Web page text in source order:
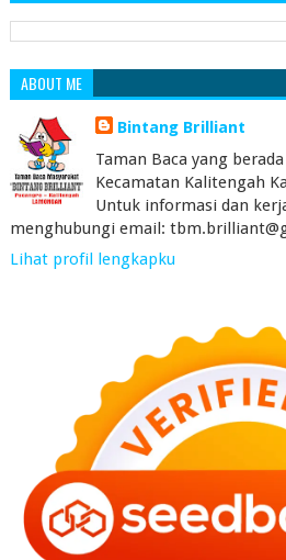
ABOUT ME
Bintang Brilliant
Taman Baca yang
Kecamatan Kalitengah
Untuk informasi dan
menghubungi email:
Lihat profil lengkapku